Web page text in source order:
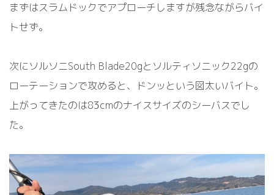
まずはスラムドックでアプローチしますが残念ながらバイ
トせず。
次にソルソニSouth Blade20gとソルティソニック22gの
ローテーションで攻めると、ドンッという図太いバイト。
上がってきたのは83cmのナイスサイズのシーバスでし
た。